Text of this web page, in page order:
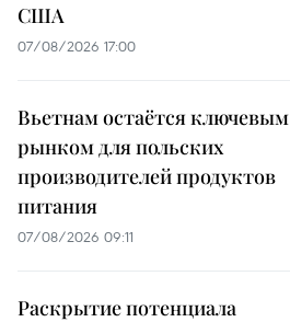
США
07/08/2026 17:00
Вьетнам остаётся ключевым
рынком для польских
производителей продуктов
питания
07/08/2026 09:11
Раскрытие потенциала